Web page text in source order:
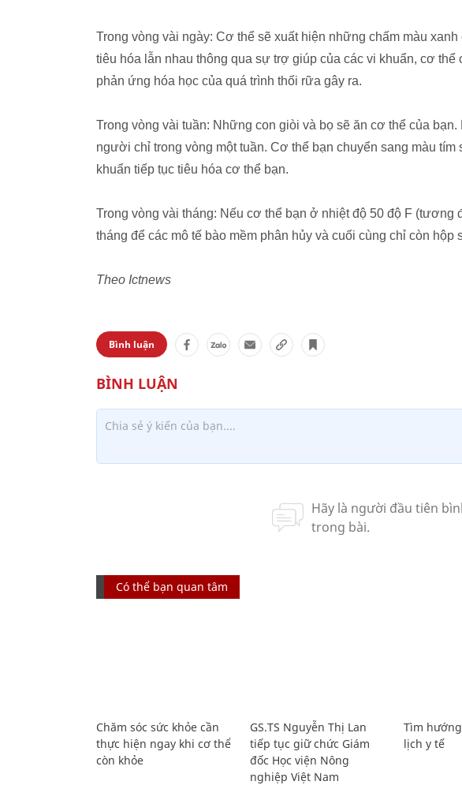
Trong vòng vài ngày: Cơ thể sẽ xuất hiện những chấm màu
tiêu hóa lẫn nhau thông qua sự trợ giúp của các vi khuẩn, cơ
phản ứng hóa học của quá trình thối rữa gây ra.
Trong vòng vài tuần: Những con giòi và bọ sẽ ăn cơ thể của
người chỉ trong vòng một tuần. Cơ thể bạn chuyển sang màu tím
khuẩn tiếp tục tiêu hóa cơ thể bạn.
Trong vòng vài tháng: Nếu cơ thể bạn ở nhiệt độ 50 độ F (tương
tháng để các mô tế bào mềm phân hủy và cuối cùng chỉ còn hộp
Theo Ictnews
Bình luận
Có thể bạn quan tâm
Chăm sóc sức khỏe cần
thực hiện ngay khi cơ thể
còn khỏe
GS.TS Nguyễn Thị Lan
tiếp tục giữ chức Giám
đốc Học viện Nông
nghiệp Việt Nam
Tìm
lịch y tế